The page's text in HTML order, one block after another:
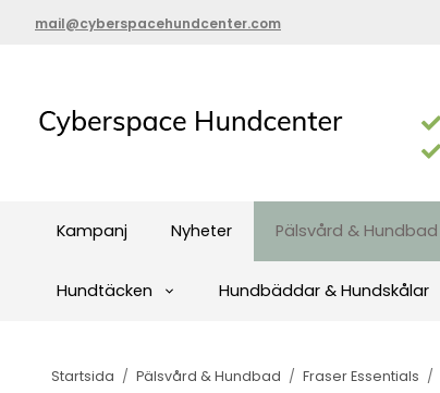
mail@cyberspacehundcenter.com
Kampanj Nyheter Pälsvård & Hundbad
Hundtäcken Hundbäddar & Hundskålar
Startsida / Pälsvård & Hundbad / Fraser Essentials /